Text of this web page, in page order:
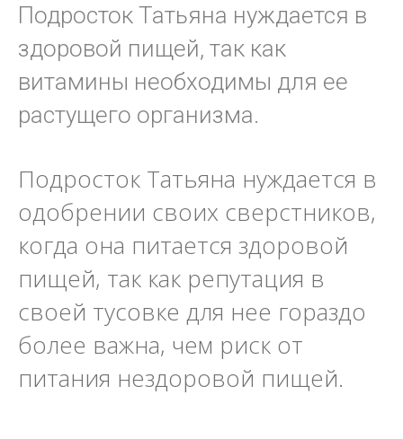
Подросток Татьяна нуждается в
здоровой пищей, так как
витамины необходимы для ее
растущего организма.
Подросток Татьяна нуждается в
одобрении своих сверстников,
когда она питается здоровой
пищей, так как репутация в
своей тусовке для нее гораздо
более важна, чем риск от
питания нездоровой пищей.